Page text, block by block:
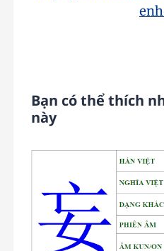
Bạn có thể thích
này